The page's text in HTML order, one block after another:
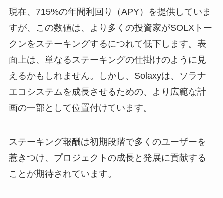
現在、715%の年間利回り（APY）を提供していま
すが、この数値は、より多くの投資家がSOLXトー
クンをステーキングするにつれて低下します。表
面上は、単なるステーキングの仕掛けのように見
えるかもしれません。しかし、Solaxyは、ソラナ
エコシステムを成長させるための、より広範な計
画の一部として位置付けています。
ステーキング報酬は初期段階で多くのユーザーを
惹きつけ、プロジェクトの成長と発展に貢献する
ことが期待されています。